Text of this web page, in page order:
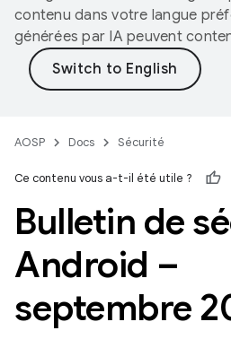
contenu dans votre langue
générées par IA peuvent
AOSP Docs Sécurité
Ce contenu vous a-t-il été utile ?
Bulletin de
Android –
septembre